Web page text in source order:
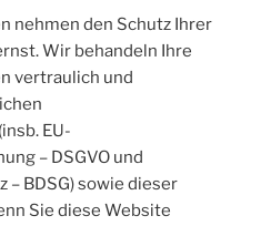
nehmen den Schutz Ihrer
Wir behandeln Ihre
vertraulich und
EU-
– DSGVO und
BDSG) sowie dieser
Sie diese Website